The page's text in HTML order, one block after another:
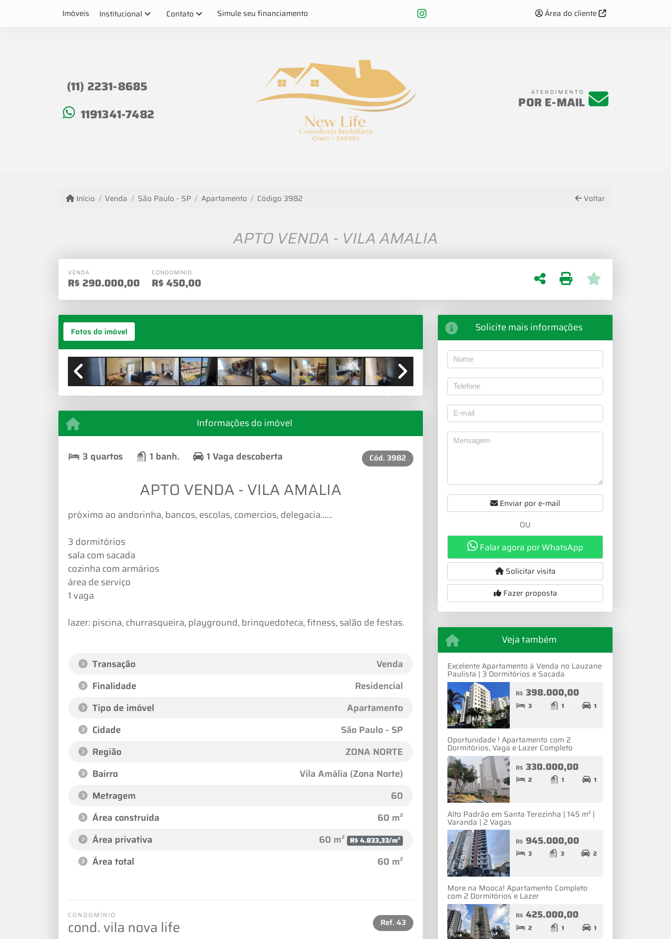
Imóveis Institucional Contato Simule seu financiamento Área do cliente
(11) 2231-8685
1191341-7482
ATENDIMENTO
POR E-MAIL
Início Venda São Paulo - SP Apartamento Código 3982 Voltar
APTO VENDA - VILA AMALIA
VENDA
R$ 290.000,00
CONDOMÍNIO
R$450,00
Fotos do imóvel
Previous Next
Informações do imóvel
3 quartos 1 banh. 1 Vaga descoberta Cód. 3982
APTO VENDA - VILA AMALIA
próximo ao andorinha, bancos, escolas, comercios, delegacia......
3 dormitórios
sala com sacada
cozinha com armários
área de serviço
1 vaga
lazer: piscina, churrasqueira, playground, brinquedoteca, fitness, salão de festas.
Transação
Venda
Finalidade
Residencial
Tipo de imóvel
Apartamento
Cidade
São Paulo - SP
Região
ZONA NORTE
Bairro
Vila Amália (Zona Norte)
Metragem
60
Área construída
60 m²
Área privativa
60 m² R$ 4.833,33/m²
Área total 60 m²
CONDOMÍNIO
cond. vila nova life Ref. 43
Solicite mais informações
Enviar por e-mail
OU
Falar agora por WhatsApp
Solicitar visita
Fazer proposta
Veja também
Excelente Apartamento à Venda no Lauzane
Paulista | 3 Dormitórios e Sacada
R$ 398.000,00
3 1 1
Oportunidade ! Apartamento com 2
Dormitórios, Vaga e Lazer Completo
R$ 330.000,00
2 1 1
Alto Padrão em Santa Terezinha | 145 m² |
Varanda | 2 Vagas
R$ 945.000,00
3 3 2
More na Mooca! Apartamento Completo
com 2 Dormitórios e Lazer
R$ 425.000,00
2 1 1